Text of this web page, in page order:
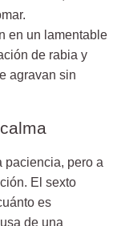
en un lamentable
de rabia y
agravan sin
paciencia, pero a
El sexto
es
de una